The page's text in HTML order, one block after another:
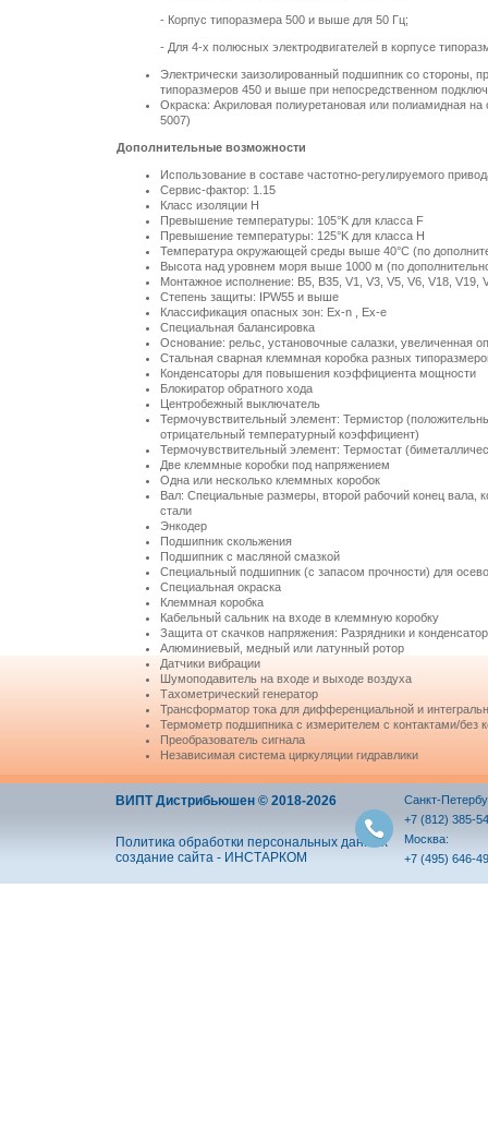
- Корпус типоразмера 500 и выше для 50 Гц;
- Для 4-х полюсных электродвигателей в корпусе
Электрически заизолированный подшипник со стороны,
типоразмеров 450 и выше при непосредственном
Окраска: Акриловая полиуретановая или полиамидная
5007)
Дополнительные возможности
Использование в составе частотно-регулируемого
Сервис-фактор: 1.15
Класс изоляции H
Превышение температуры: 105°K для класса F
Превышение температуры: 125°K для класса Н
Температура окружающей среды выше 40°C (по
Высота над уровнем моря выше 1000 м (по
Монтажное исполнение: B5, B35, V1, V3, V5, V6, V18, V19,
Степень защиты: IPW55 и выше
Классификация опасных зон: Ex-n , Ex-e
Специальная балансировка
Основание: рельс, установочные салазки, увеличенная
Стальная сварная клеммная коробка разных
Конденсаторы для повышения коэффициента мощности
Блокиратор обратного хода
Центробежный выключатель
Термочувствительный элемент: Термистор
отрицательный температурный коэффициент)
Термочувствительный элемент: Термостат
Две клеммные коробки под напряжением
Одна или несколько клеммных коробок
Вал: Специальные размеры, второй рабочий конец вала,
стали
Энкодер
Подшипник скольжения
Подшипник с масляной смазкой
Специальный подшипник (с запасом прочности) для
Специальная окраска
Клеммная коробка
Кабельный сальник на входе в клеммную коробку
Защита от скачков напряжения: Разрядники и
Алюминиевый, медный или латунный ротор
Датчики вибрации
Шумоподавитель на входе и выходе воздуха
Тахометрический генератор
Трансформатор тока для дифференциальной и
Термометр подшипника с измерителем с контактами/без
Преобразователь сигнала
Независимая система циркуляции гидравлики
ВИПТ Дистрибьюшен © 2018-2026
Политика обработки персональных данных
создание сайта - ИНСТАРКОМ
Санкт-
+7 (812) 385-
Москва:
+7 (495) 646-